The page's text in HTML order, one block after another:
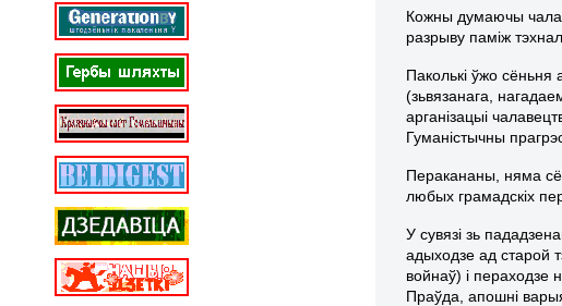
Кожны думаючы
разрыву паміж
Паколькі ўжо сёньня
(зьвязанага,
арганізацыі
Гуманістычны
Перакананы, няма
любых грамадскіх
У сувязі зь
адыходзе ад старой
войнаў) і пераходзе
Праўда, апошні